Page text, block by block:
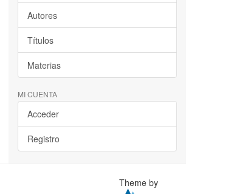
Autores
Títulos
Materias
MI CUENTA
Acceder
Registro
Theme by